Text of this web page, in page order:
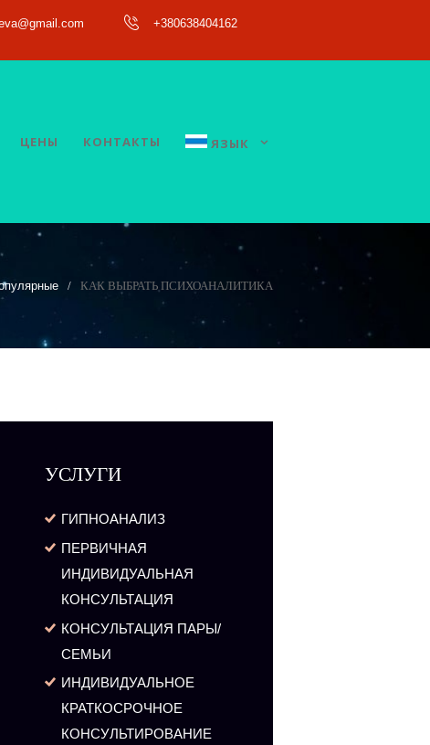
+380638404162
ЦЕНЫ КОНТАКТЫ ЯЗЫК
КАК ВЫБРАТЬ ПСИХОАНАЛИТИКА
УСЛУГИ
ГИПНОАНАЛИЗ
ПЕРВИЧНАЯ
ИНДИВИДУАЛЬНАЯ
КОНСУЛЬТАЦИЯ
КОНСУЛЬТАЦИЯ ПАРЫ/
СЕМЬИ
ИНДИВИДУАЛЬНОЕ
КРАТКОСРОЧНОЕ
КОНСУЛЬТИРОВАНИЕ